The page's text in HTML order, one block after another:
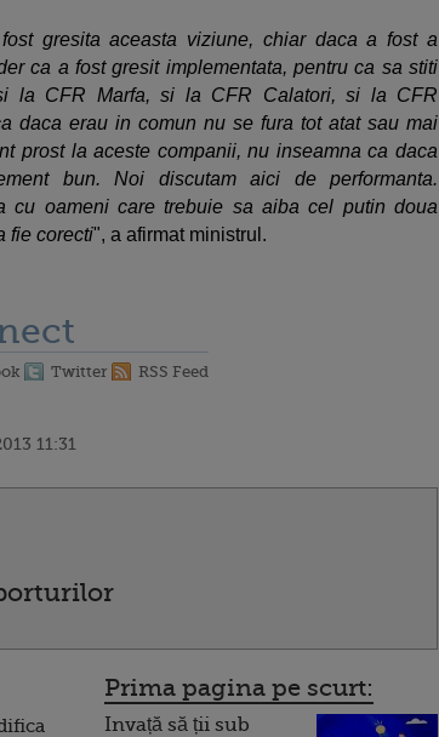
gresita aceasta viziune, chiar daca a fost a
ca a fost gresit implementata, pentru ca sa stiti
la CFR Marfa, si la CFR Calatori, si la CFR
daca erau in comun nu se fura tot atat sau mai
prost la aceste companii, nu inseamna ca daca
bun. Noi discutam aici de performanta.
cu oameni care trebuie sa aiba cel putin doua
fie corecti", a afirmat ministrul.
Twitter RSS Feed
11:31
Prima pagina pe scurt:
Invață să ții sub